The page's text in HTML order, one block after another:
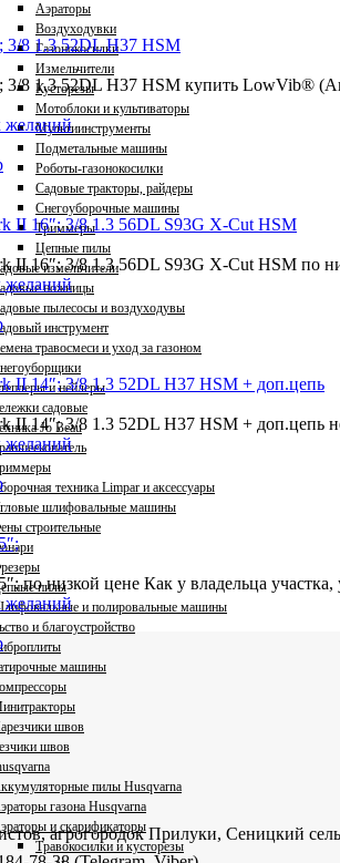
Аэраторы
Воздуходувки
Газонокосилки
Измельчители
Кусторезы
Мотоблоки и культиваторы
Мультиинструменты
Подметальные машины
Роботы-газонокосилки
Садовые тракторы, райдеры
Снегоуборочные машины
Триммеры
Цепные пилы
измельчители
ножницы
пылесосы и воздуходувы
инструмент
травосмеси и уход за газоном
и нейлеры
садовые
Jo Beau
техника Limpar и аксессуары
шлифовальные машины
строительные
пилы
и полировальные машины
и благоустройство
машины
швов
швов
пилы Husqvarna
газона Husqvarna
и скарификаторы
Травокосилки и кусторезы
3/8 1.3 52DL H37 HSM
3/8 1.3 52DL H37 HSM купить LowVib®
желаний
II 16″; 3/8 1.3 56DL S93G X-Cut HSM
II 16″; 3/8 1.3 56DL S93G X-Cut HSM по
желаний
II 14″; 3/8 1.3 52DL H37 HSM + доп.цепь
II 14″; 3/8 1.3 52DL H37 HSM + доп.цепь
желаний
по низкой цене Как у владельца
желаний
агрогородок Прилуки, Сеницкий